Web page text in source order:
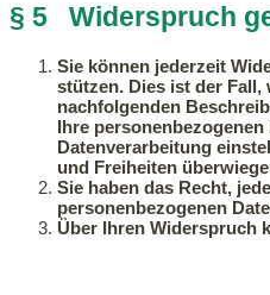
§ 5 Widerspruch
Sie können jederzeit
stützen. Dies ist der
nachfolgenden
Ihre
Datenverarbeitung
und Freiheiten
Sie haben das Recht,
personenbezogenen
Über Ihren Widerspruch